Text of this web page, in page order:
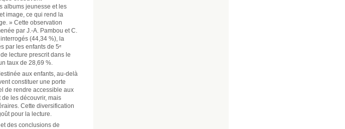
albums jeunesse et les
image, ce qui rend la
» Cette observation
par J.-A. Pambou et C.
(44,34 %), la
par les enfants de 5ᵉ
lecture prescrit dans le
taux de 28,69 %.
aux enfants, au-delà
constituer une porte
de rendre accessible aux
les découvrir, mais
Cette diversification
pour la lecture.
des conclusions de